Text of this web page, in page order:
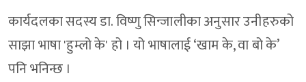
कार्यदलका सदस्य डा. विष्णु सिन्जालीका अनुसार उनीहरुको
साझा भाषा 'हुम्लो के' हो । यो भाषालाई ‘खाम के, वा बो के’
पनि भनिन्छ ।